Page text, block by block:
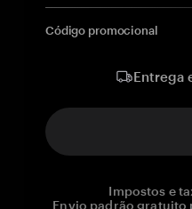
Código promocional
Entrega
Impostos e
Envio padrão gratuito